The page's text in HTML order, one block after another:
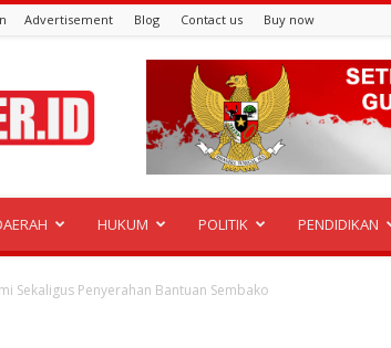
Advertisement Blog Contact us Buy now
HUKUM POLITIK PENDIDIKAN
Sekaligus Penyerahan Bantuan Sembako